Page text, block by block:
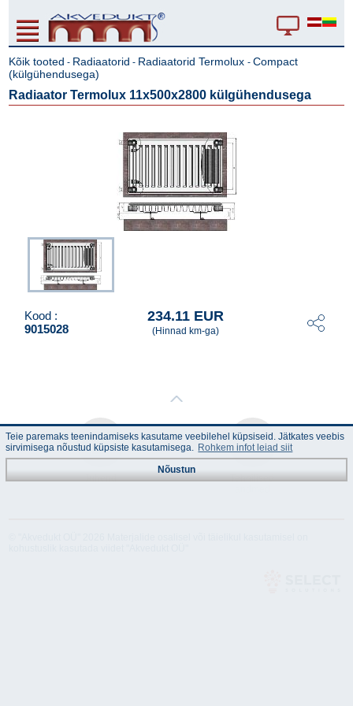
Kõik tooted - Radiaatorid - Radiaatorid Termolux-Compact
(külgühendusega)
Radiaator Termolux 11x500x2800 külgühendusega
Kood :
9015028
234.11 EUR
(Hinnad km-ga)
Juhend
Tehnilised
Teie paremaks teenindamiseks kasutame veebilehel küpsiseid. Jätkates veebis
sirvimisega nõustud küpsiste kasutamisega. Rohkem infot leiad siit
Nõustun